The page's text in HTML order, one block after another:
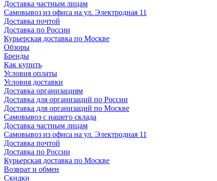
Доставка частным лицам
Самовывоз из офиса на ул. Электродная 11
Доставка почтой
Доставка по России
Курьерская доставка по Москве
Обзоры
Бренды
Как купить
Условия оплаты
Условия доставки
Доставка организациям
Доставка для организаций по России
Доставка для организаций по Москве
Самовывоз с нашего склада
Доставка частным лицам
Самовывоз из офиса на ул. Электродная 11
Доставка почтой
Доставка по России
Курьерская доставка по Москве
Возврат и обмен
Скидки